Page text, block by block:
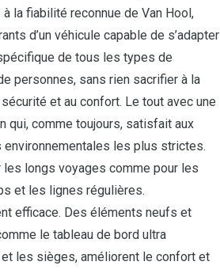
à la fiabilité reconnue de Van Hool,
d’un véhicule capable de s’adapter
de tous les types de
personnes, sans rien sacrifier à la
et au confort. Le tout avec une
qui, comme toujours, satisfait aux
environnementales les plus strictes.
les longs voyages comme pour les
et les lignes régulières.
efficace. Des éléments neufs et
le tableau de bord ultra
les sièges, améliorent le confort et